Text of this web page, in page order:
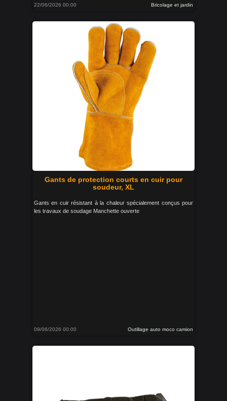
22/06/2026 00:00 Bricolage et jardin
Gants de protection courts en cuir pour
soudeur, XL
Gants en cuir résistant à la chaleur spécialement conçus pour
les travaux de soudage Manchette ouverte
09/06/2026 00:00 Outillage auto moco camion